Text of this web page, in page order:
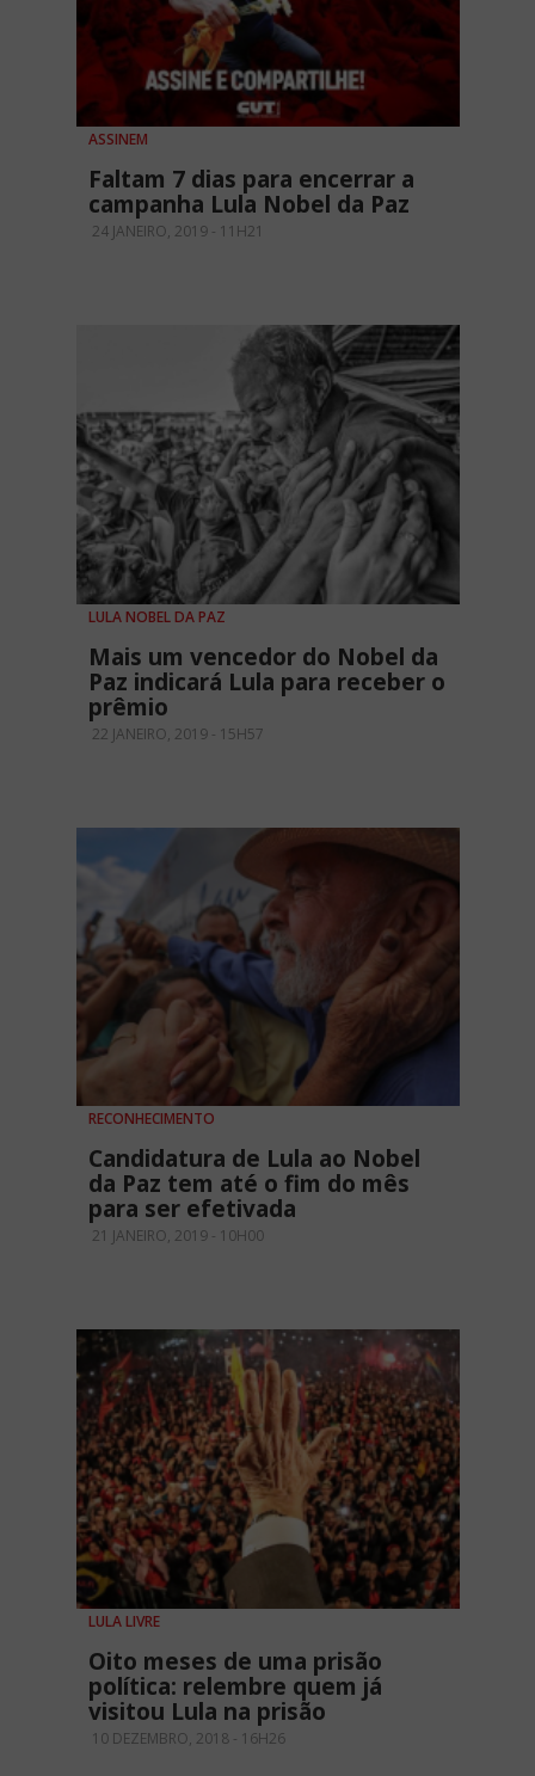
ASSINEM
Faltam 7 dias para encerrar a
campanha Lula Nobel da Paz
24 JANEIRO, 2019 - 11H21
LULA NOBEL DA PAZ
Mais um vencedor do Nobel da
Paz indicará Lula para receber o
prêmio
22 JANEIRO, 2019 - 15H57
RECONHECIMENTO
Candidatura de Lula ao Nobel
da Paz tem até o fim do mês
para ser efetivada
21 JANEIRO, 2019 - 10H00
LULA LIVRE
Oito meses de uma prisão
política: relembre quem já
visitou Lula na prisão
10 DEZEMBRO, 2018 - 16H26